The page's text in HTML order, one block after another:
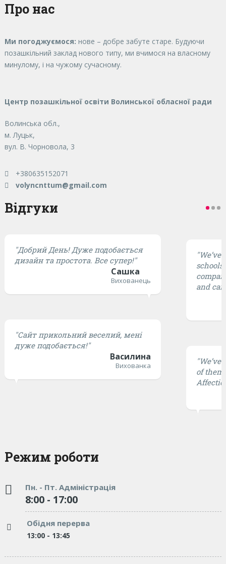
Про нас
Ми погоджуємося: нове – добре забуте старе. Будуючи
позашкільний заклад нового типу, ми вчимося на власному
минулому, і на чужому сучасному.
Центр позашкільної освіти Волинської обласної ради
Волинська обл.,
м. Луцьк,
вул. В. Чорновола, 3
+380635152071
volyncnttum@gmail.com
Відгуки
"Добрий День! Дуже подобається
дизайн та простота. Все супер!"
Сашка
Вихованець
"Сайт прикольний веселий, мені
дуже подобається!"
Василина
Вихованка
and
of them
Режим роботи
Пн. - Пт. Адміністрація
8:00 - 17:00
Обідня перерва
13:00 - 13:45